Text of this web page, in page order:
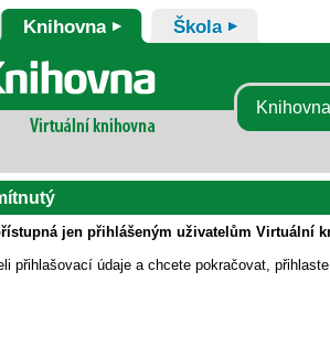
Knihovna Škola
Knihovna
jen přihlášeným uživatelům Virtuální
přihlašovací údaje a chcete pokračovat,